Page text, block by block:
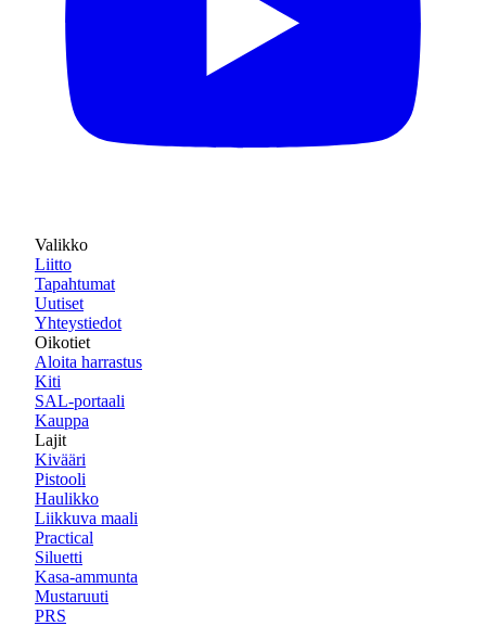
Valikko
Liitto
Tapahtumat
Uutiset
Yhteystiedot
Oikotiet
Aloita harrastus
Kiti
SAL-portaali
Kauppa
Lajit
Kivääri
Pistooli
Haulikko
Liikkuva maali
Practical
Siluetti
Kasa-ammunta
Mustaruuti
PRS